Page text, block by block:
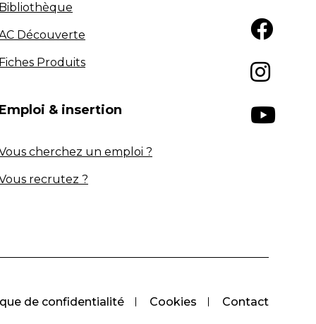
Découverte
Produits
& insertion
cherchez un emploi ?
recrutez ?
de confidentialité Cookies Contact